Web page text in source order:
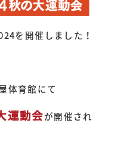
を開催しました！
体育館にて
運動会が開催され